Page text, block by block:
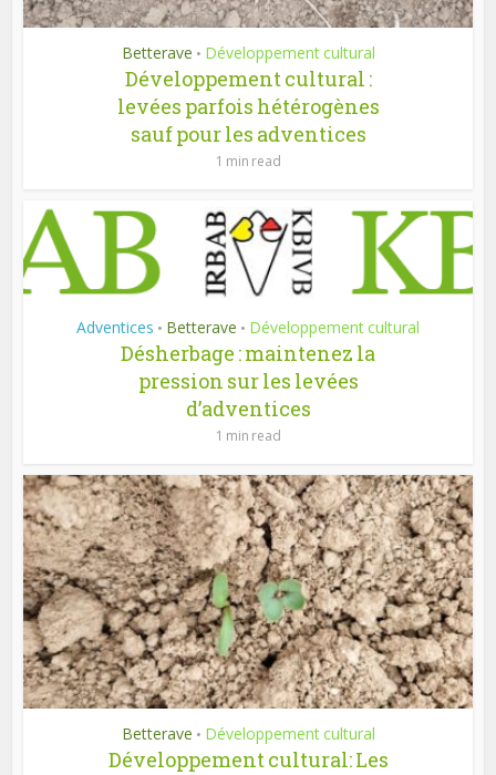
Betterave • Développement cultural
Développement cultural :
levées parfois hétérogènes
sauf pour les adventices
1 min read
Adventices • Betterave • Développement cultural
Désherbage : maintenez la
pression sur les levées
d’adventices
1 min read
Betterave • Développement cultural
Développement cultural: Les